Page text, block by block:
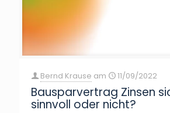
Bernd Krause am 11/09/2022
Bausparvertrag Zinsen
sinnvoll oder nicht?